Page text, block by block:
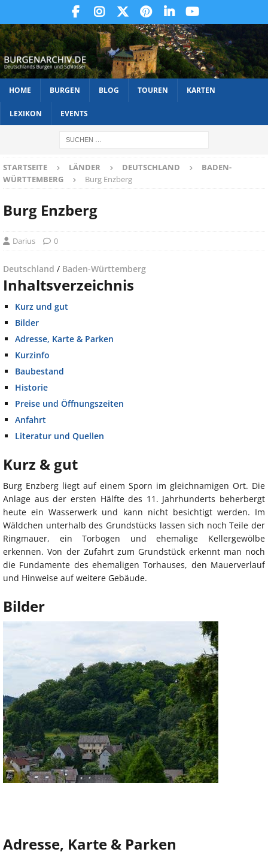
HOME BURGEN BLOG TOUREN KARTEN
LEXIKON EVENTS
STARTSEITE LÄNDER DEUTSCHLAND
BADEN-
WÜRTTEMBERG
Burg Enzberg
Burg Enzberg
Darius 0
Deutschland / Baden-Württemberg
Inhaltsverzeichnis
Kurz und gut
Bilder
Adresse, Karte & Parken
Kurzinfo
Baubestand
Historie
Preise und Öffnungszeiten
Anfahrt
Literatur und Quellen
Kurz & gut
Burg Enzberg liegt auf einem Sporn im gleichnamigen Ort. Die
Anlage aus der ersten Hälfte des 11. Jahrhunderts beherbergt
heute ein Wasserwerk und kann nicht besichtigt werden. Im
Wäldchen unterhalb des Grundstücks lassen sich noch Teile der
Ringmauer, ein Torbogen und ehemalige Kellergewölbe
erkennen. Von der Zufahrt zum Grundstück erkennt man noch
die Fundamente des ehemaligen Torhauses, den Mauerverlauf
und Hinweise auf weitere Gebäude.
Bilder
Adresse, Karte & Parken